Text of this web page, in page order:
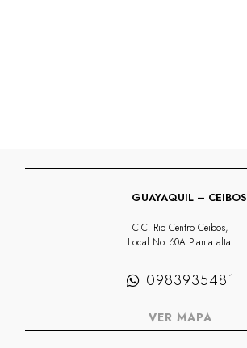
GUAYAQUIL – CEIBOS
C.C. Rio Centro Ceibos,
Local No. 60A Planta alta.
0983935481
VER MAPA